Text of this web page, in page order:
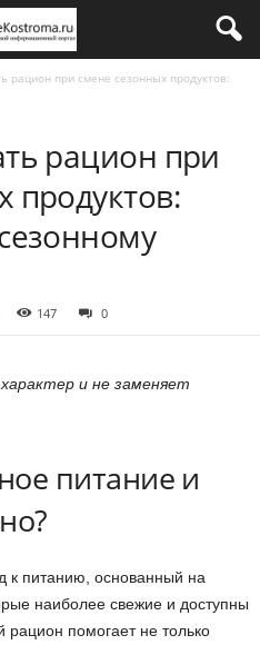
рацион при смене сезонных продуктов:
рацион при
продуктов:
147 0
и не заменяет
питание и
к питанию, основанный на
наиболее свежие и доступны
рацион помогает не только